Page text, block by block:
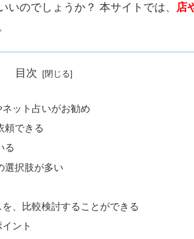
のでしょうか？ 本サイトでは、 店
目次
ット占いがお勧め
頼できる
る
選択肢が多い
、比較検討することができる
ント